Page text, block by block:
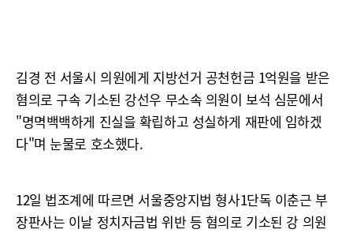
김경 전 서울시 의원에게 지방선거 공천헌금 1억원을 받은
혐의로 구속 기소된 강선우 무소속 의원이 보석 심문에서
"명멱백백하게 진실을 확립하고 성실하게 재판에 임하겠
다"며 눈물로 호소했다.
12일 법조계에 따르면 서울중앙지법 형사1단독 이춘근 부
장판사는 이날 정치자금법 위반 등 혐의로 기소된 강 의원